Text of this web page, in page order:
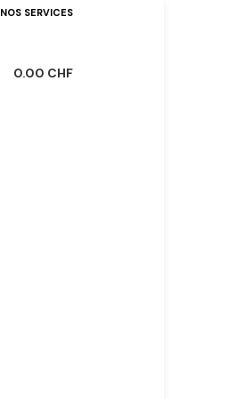
NOS SERVICES
0.00 CHF